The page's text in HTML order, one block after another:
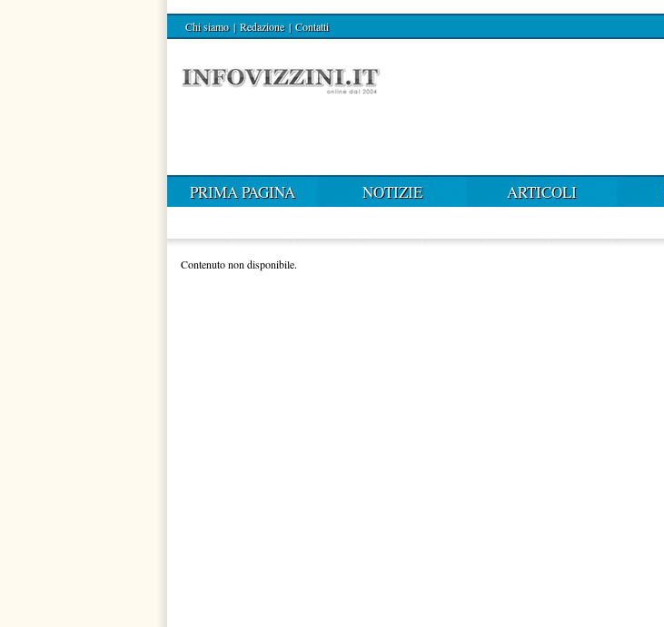
Chi siamo | Redazione | Contatti
PRIMA PAGINA NOTIZIE ARTICOLI
Contenuto non disponibile.